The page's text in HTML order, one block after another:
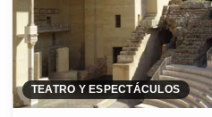
TEATRO Y ESPECTÁCULOS